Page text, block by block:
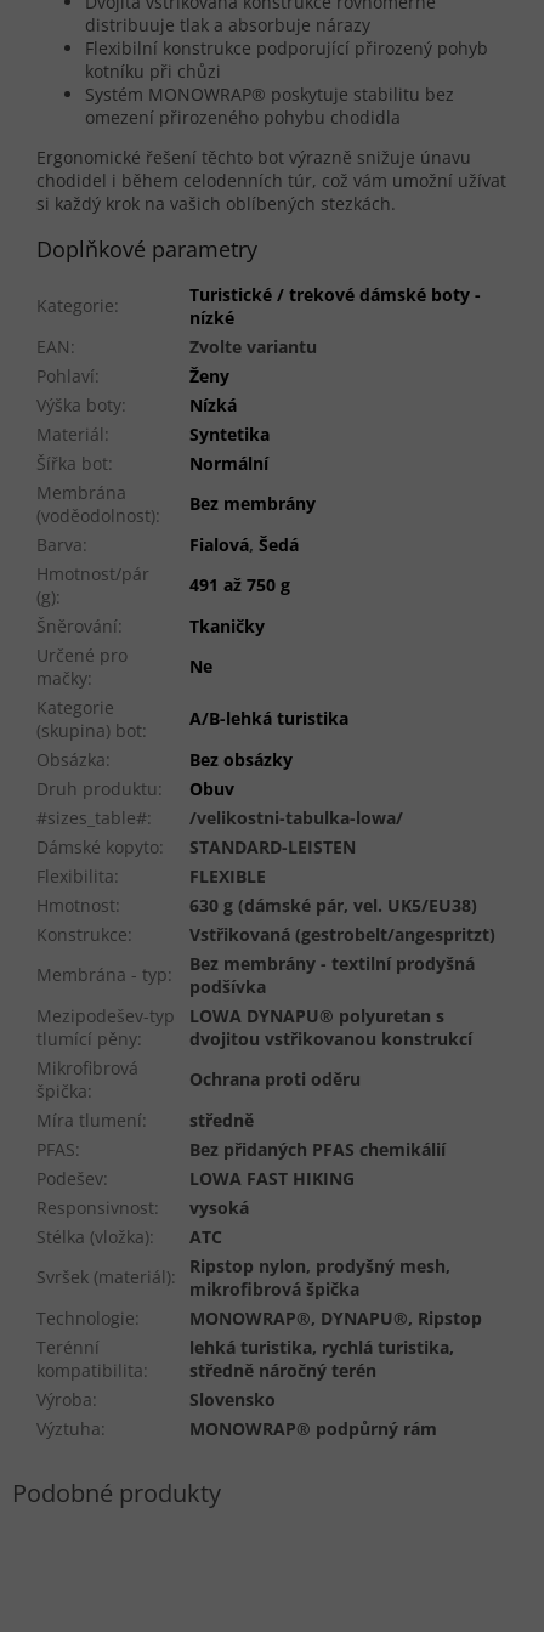
distribuuje tlak a absorbuje nárazy
Flexibilní konstrukce podporující přirozený pohyb
kotníku při chůzi
Systém MONOWRAP® poskytuje stabilitu bez
omezení přirozeného pohybu chodidla
Ergonomické řešení těchto bot výrazně snižuje únavu
chodidel i během celodenních túr, což vám umožní užívat
si každý krok na vašich oblíbených stezkách.
Doplňkové parametry
Kategorie:
Turistické / trekové dámské boty -
nízké
EAN:
Zvolte variantu
Pohlaví:
Ženy
Výška boty:
Nízká
Materiál:
Syntetika
Šířka bot:
Normální
Membrána
(voděodolnost):
Bez membrány
Barva: Fialová, Šedá
Hmotnost/pár
(g):
491 až 750 g
Šněrování:
Tkaničky
Určené pro
mačky:
Ne
Kategorie
(skupina) bot:
A/B-lehká turistika
Obsázka:
Bez obsázky
Druh produktu:
Obuv
#sizes_table#:
/velikostni-tabulka-lowa/
Dámské kopyto:
STANDARD-LEISTEN
Flexibilita:
FLEXIBLE
Hmotnost:
630 g (dámské pár, vel. UK5/EU38)
Konstrukce:
Vstřikovaná (gestrobelt/angespritzt)
Membrána - typ:
Bez membrány - textilní prodyšná
podšívka
Mezipodešev-typ
tlumící pěny:
LOWA DYNAPU® polyuretan s
dvojitou vstřikovanou konstrukcí
Mikrofibrová
špička:
Ochrana proti oděru
Míra tlumení:
středně
PFAS:
Bez přidaných PFAS chemikálií
Podešev:
LOWA FAST HIKING
Responsivnost:
vysoká
Stélka (vložka):
ATC
Svršek (materiál):
Ripstop nylon, prodyšný mesh,
mikrofibrová špička
Technologie:
MONOWRAP®, DYNAPU®, Ripstop
Terénní
kompatibilita:
lehká turistika, rychlá turistika,
středně náročný terén
Výroba:
Slovensko
Výztuha: MONOWRAP® podpůrný rám